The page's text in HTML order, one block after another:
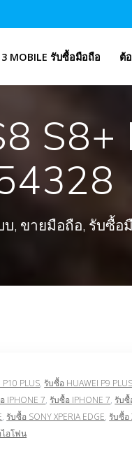
MOBILE รับซื้อมือถือ ต้
S8+
, ขายมือถือ, รับซื้อ
PLUS, รับซื้อ HUAWEI P9 PLUS
IPHONE 7, รับซื้อ IPHONE 7, รับซื้
, รับซื้อ SONY XPERIA EDGE, รับซื้อ
อโฟน